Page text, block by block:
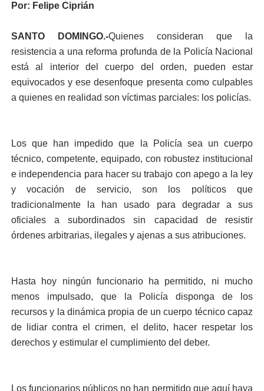
Por: Felipe Ciprián
SANTO DOMINGO.-Quienes consideran que la
resistencia a una reforma profunda de la Policía Nacional
está al interior del cuerpo del orden, pueden estar
equivocados y ese desenfoque presenta como culpables
a quienes en realidad son víctimas parciales: los policías.
Los que han impedido que la Policía sea un cuerpo
técnico, competente, equipado, con robustez institucional
e independencia para hacer su trabajo con apego a la ley
y vocación de servicio, son los políticos que
tradicionalmente la han usado para degradar a sus
oficiales a subordinados sin capacidad de resistir
órdenes arbitrarias, ilegales y ajenas a sus atribuciones.
Hasta hoy ningún funcionario ha permitido, ni mucho
menos impulsado, que la Policía disponga de los
recursos y la dinámica propia de un cuerpo técnico capaz
de lidiar contra el crimen, el delito, hacer respetar los
derechos y estimular el cumplimiento del deber.
Los funcionarios públicos no han permitido que aquí haya